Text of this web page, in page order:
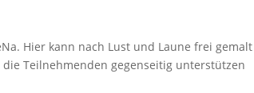
Hier kann nach Lust und Laune frei gemalt
Teilnehmenden gegenseitig unterstützen